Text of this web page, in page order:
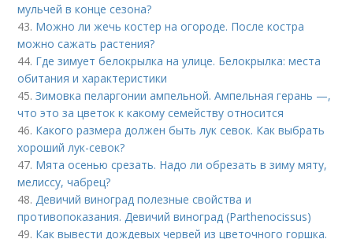
мульчей в конце сезона?
43. Можно ли жечь костер на огороде. После костра
можно сажать растения?
44. Где зимует белокрылка на улице. Белокрылка: места
обитания и характеристики
45.Зимовка пеларгонии ампельной. Ампельная герань —,
что это за цветок к какому семейству относится
46. Какого размера должен быть лук севок. Как выбрать
хороший лук-севок?
47. Мята осенью срезать. Надо ли обрезать в зиму мяту,
мелиссу, чабрец?
48.Девичий виноград полезные свойства и
противопоказания. Девичий виноград (Parthenocissus)
49. Как вывести дождевых червей из цветочного горшка.